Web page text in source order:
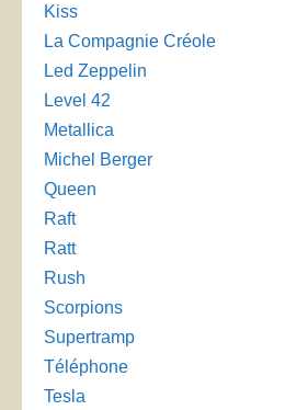
Kiss
La Compagnie Créole
Led Zeppelin
Level 42
Metallica
Michel Berger
Queen
Raft
Ratt
Rush
Scorpions
Supertramp
Téléphone
Tesla